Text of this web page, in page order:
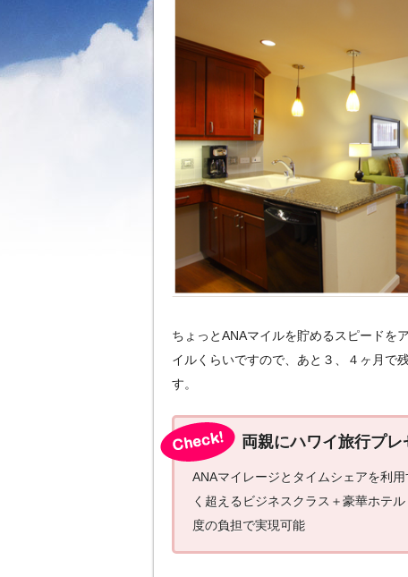
ちょっとANAマイルを貯めるスピードを
イルくらいですので、あと３、４ヶ月で
す。
両親にハワイ旅行プ
ANAマイレージとタイムシェアを利
く超えるビジネスクラス＋豪華ホテ
度の負担で実現可能